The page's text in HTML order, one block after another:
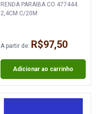
RENDA PARAIBA CO 477444
2,4CM C/20M
A partir de: R$97,50
Adicionar ao carrinho